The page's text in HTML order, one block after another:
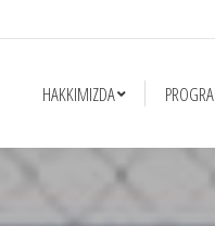
HAKKIMIZDA
PROGRAMLAR HABER VE